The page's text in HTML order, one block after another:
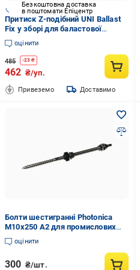
Безкоштовна доставка
в поштомати Епіцентр
Притиск Z-подібний UNI Ballast
Fix у зборі для баластової
системи 4 шт. Сірий (27917774)
оцінити
485 -23 ₴
462 ₴/уп.
Привеземо Доставимо
Болти шестигранні Photonica
М10х250 А2 для промислових
застосувань Сірий (DW-10-250)
оцінити
300 ₴/шт.